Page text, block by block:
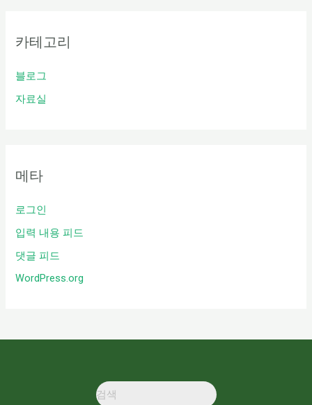
카테고리
블로그
자료실
메타
로그인
입력 내용 피드
댓글 피드
WordPress.org